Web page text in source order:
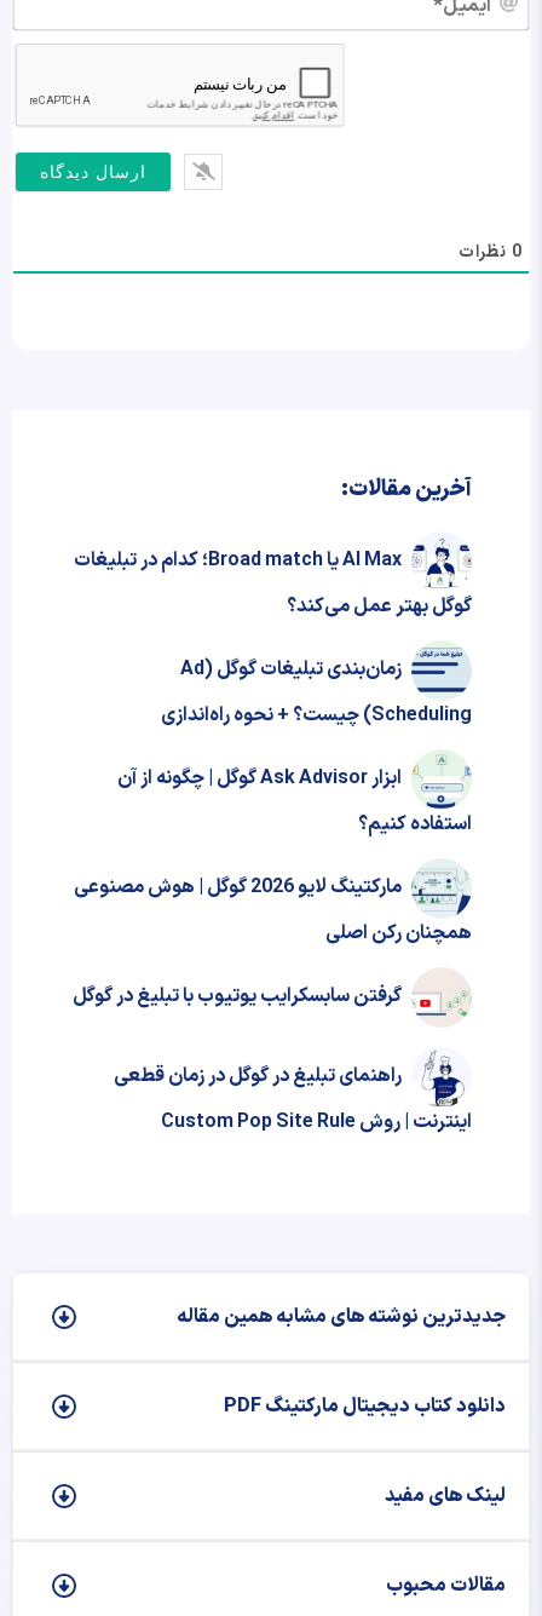
0نظرات
آخرین مقالات:
AI Max یا Broad match؛ کدام در تبلیغات
گوگل بهتر عمل می‌کند؟
زمان‌بندی تبلیغات گوگل (Ad
Scheduling) چیست؟ + نحوه‌ راه‌اندازی
ابزار Ask Advisor گوگل | چگونه از آن
استفاده کنیم؟
مارکتینگ لایو 2026 گوگل | هوش مصنوعی
همچنان رکن اصلی
گرفتن سابسکرایب یوتیوب با تبلیغ در گوگل
راهنمای تبلیغ در گوگل در زمان قطعی
اینترنت | روش Custom Pop Site Rule
جدیدترین نوشته‌ های مشابه همین مقاله
دانلود کتاب دیجیتال مارکتینگ PDF
لینک های مفید
مقالات محبوب